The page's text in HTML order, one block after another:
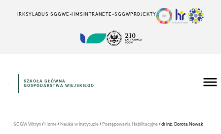
IRKSYLABUS SGGWE-HMSINTRANETE-SGGWPROJEKTY
SZKOŁA GŁÓWNA
GOSPODARSTWA WIEJSKIEGO
SGGW Witryn/Home/Nauka w Instytucie/Postępowania Habilitacyjne/dr inż. Dorota Nowak